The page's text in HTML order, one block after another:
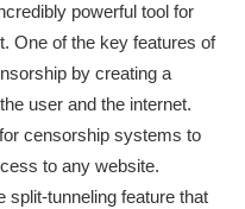
powerful tool for
One of the key features of
by creating a
user and the internet.
censorship systems to
to any website.
split-tunneling feature that